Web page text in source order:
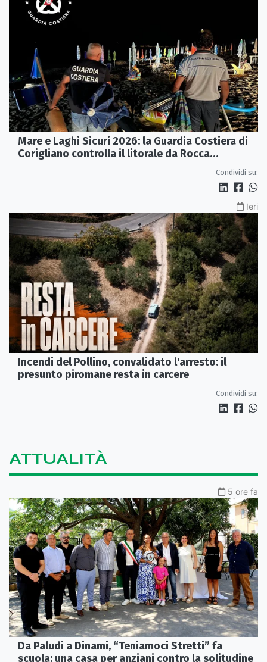
Mare e Laghi Sicuri 2026: la Guardia Costiera di
Corigliano controlla il litorale da Rocca
Condividi su:
Ieri
Incendi del Pollino, convalidato l'arresto: il
presunto piromane resta in carcere
Condividi su:
ATTUALITÀ
5 ore fa
Da Paludi a Dinami, “Teniamoci Stretti” fa
scuola: una casa per anziani contro la solitudine